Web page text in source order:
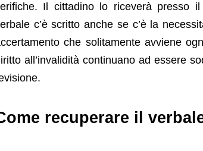
Il cittadino lo riceverà presso
c’è scritto anche se c’è la
che solitamente avviene
all’invalidità continuano ad essere
recuperare il